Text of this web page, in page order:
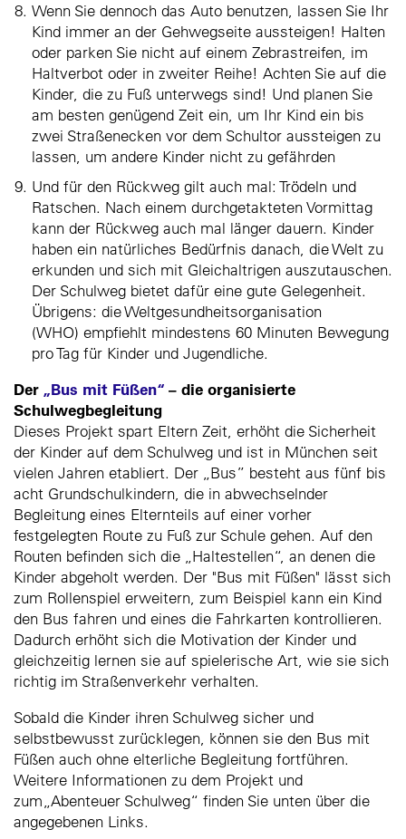
Wenn Sie dennoch das Auto benutzen, lassen Sie Ihr
Kind immer an der Gehwegseite aussteigen! Halten
oder parken Sie nicht auf einem Zebrastreifen, im
Haltverbot oder in zweiter Reihe! Achten Sie auf die
Kinder, die zu Fuß unterwegs sind! Und planen Sie
am besten genügend Zeit ein, um Ihr Kind ein bis
zwei Straßenecken vor dem Schultor aussteigen zu
lassen, um andere Kinder nicht zu gefährden
Und für den Rückweg gilt auch mal: Trödeln und
Ratschen. Nach einem durchgetakteten Vormittag
kann der Rückweg auch mal länger dauern. Kinder
haben ein natürliches Bedürfnis danach, die Welt zu
erkunden und sich mit Gleichaltrigen auszutauschen.
Der Schulweg bietet dafür eine gute Gelegenheit.
Übrigens: die Weltgesundheitsorganisation
(WHO) empfiehlt mindestens 60 Minuten Bewegung
pro Tag für Kinder und Jugendliche.
Der „Bus mit Füßen“ – die organisierte
Schulwegbegleitung
Dieses Projekt spart Eltern Zeit, erhöht die Sicherheit
der Kinder auf dem Schulweg und ist in München seit
vielen Jahren etabliert. Der „Bus” besteht aus fünf bis
acht Grundschulkindern, die in abwechselnder
Begleitung eines Elternteils auf einer vorher
festgelegten Route zu Fuß zur Schule gehen. Auf den
Routen befinden sich die „Haltestellen“, an denen die
Kinder abgeholt werden. Der "Bus mit Füßen" lässt sich
zum Rollenspiel erweitern, zum Beispiel kann ein Kind
den Bus fahren und eines die Fahrkarten kontrollieren.
Dadurch erhöht sich die Motivation der Kinder und
gleichzeitig lernen sie auf spielerische Art, wie sie sich
richtig im Straßenverkehr verhalten.
Sobald die Kinder ihren Schulweg sicher und
selbstbewusst zurücklegen, können sie den Bus mit
Füßen auch ohne elterliche Begleitung fortführen.
Weitere Informationen zu dem Projekt und
zum„Abenteuer Schulweg“ finden Sie unten über die
angegebenen Links.